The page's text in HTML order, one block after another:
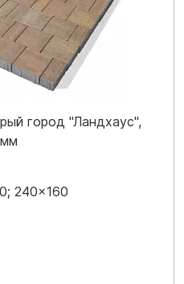
город "Ландхаус",
240x160